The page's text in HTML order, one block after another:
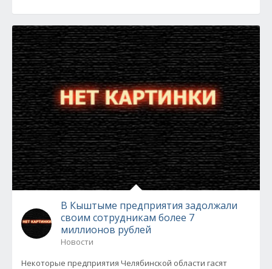
В Кыштыме предприятия задолжали
своим сотрудникам более 7
миллионов рублей
Новости
Некоторые предприятия Челябинской области гасят